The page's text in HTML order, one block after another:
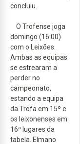
concluiu.
O Trofense joga
domingo (16:00)
com o Leixões.
Ambas as equipas
se estrearam a
perder no
campeonato,
estando a equipa
da Trofa em 15º e
os leixonenses em
16ª lugares da
tabela. Elmano